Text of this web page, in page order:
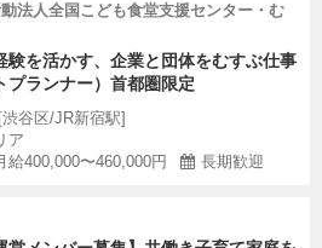
法人全国こども食堂支援センター・む
験を活かす、企業と団体をむすぶ仕事
プランナー）首都圏限定
谷区/JR新宿駅]
ア
給400,000〜460,000円
長期歓迎